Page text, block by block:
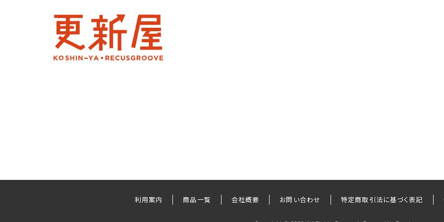
利用案内 商品一覧 会社概要 お問い合わせ 特定商取引法に基づく表記